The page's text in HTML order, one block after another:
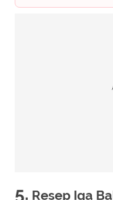
5. Resep Iga